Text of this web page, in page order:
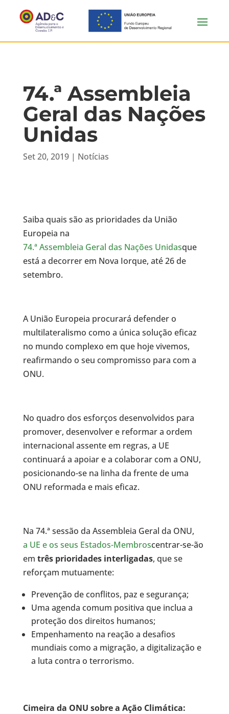
74.ª Assembleia
Geral das Nações
Unidas
Set 20, 2019| Notícias
Saiba quais são as prioridades da União
Europeia na
74.ª Assembleia Geral das Nações Unidasque
está a decorrer em Nova Iorque, até 26 de
setembro.
A União Europeia procurará defender o
multilateralismo como a única solução eficaz
no mundo complexo em que hoje vivemos,
reafirmando o seu compromisso para com a
ONU.
No quadro dos esforços desenvolvidos para
promover, desenvolver e reformar a ordem
internacional assente em regras, a UE
continuará a apoiar e a colaborar com a ONU,
posicionando-se na linha da frente de uma
ONU reformada e mais eficaz.
Na 74.ª sessão da Assembleia Geral da ONU,
a UE e os seus Estados-Membroscentrar-se-ão
em três prioridades interligadas, que se
reforçam mutuamente:
Prevenção de conflitos, paz e segurança;
Uma agenda comum positiva que inclua a
proteção dos direitos humanos;
Empenhamento na reação a desafios
mundiais como a migração, a digitalização e
a luta contra o terrorismo.
Cimeira da ONU sobre a Ação Climática: